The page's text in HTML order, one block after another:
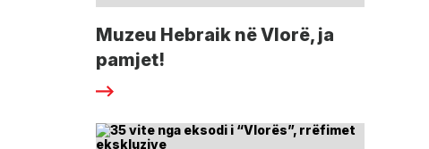
Muzeu Hebraik në Vlorë, ja
pamjet!